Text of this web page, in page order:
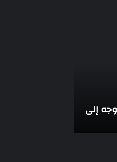
إلى